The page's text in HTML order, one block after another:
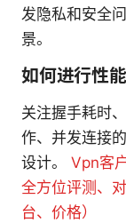
发隐私和安全
景。
如何进行性能
关注握手耗时
作、并发连接
设计。 Vpn客
全方位评测、
台、价格）